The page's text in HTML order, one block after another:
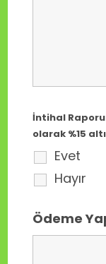
İntihal
olarak %15
Evet
Hayır
Ödeme